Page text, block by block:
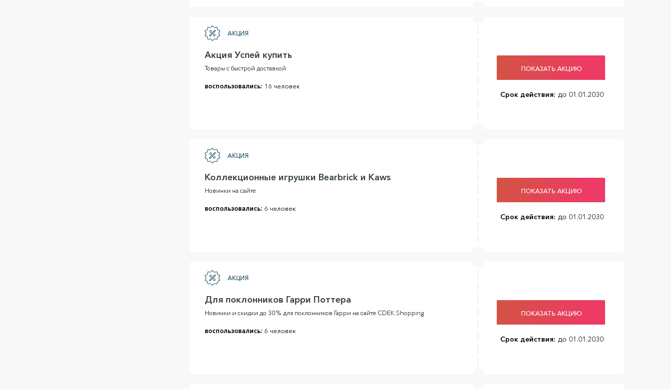
АКЦИЯ
Акция Успей купить
Товары с быстрой доставкой
воспользовались: 16 человек
ПОКАЗАТЬ АКЦИЮ
Срок действия: до 01.01.2030
АКЦИЯ
Коллекционные игрушки Bearbrick и Kaws
Новинки на сайте
воспользовались: 6 человек
ПОКАЗАТЬ АКЦИЮ
Срок действия: до 01.01.2030
АКЦИЯ
Для поклонников Гарри Поттера
Новинки и скидки до 30% для поклонников Гарри на сайте CDEK.Shopping
воспользовались: 6 человек
ПОКАЗАТЬ АКЦИЮ
Срок действия: до 01.01.2030